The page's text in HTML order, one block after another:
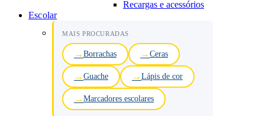
Recargas e acessórios
Escolar
MAIS PROCURADAS
Borrachas Ceras
Guache Lápis de cor
Marcadores escolares